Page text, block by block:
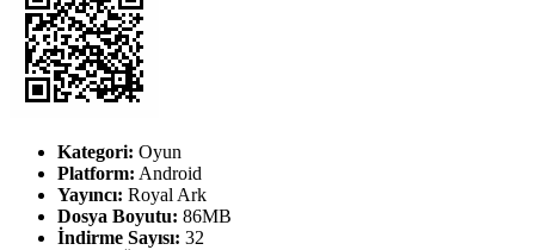
Kategori: Oyun
Platform: Android
Yayıncı: Royal Ark
Dosya Boyutu: 86MB
İndirme Sayısı: 32